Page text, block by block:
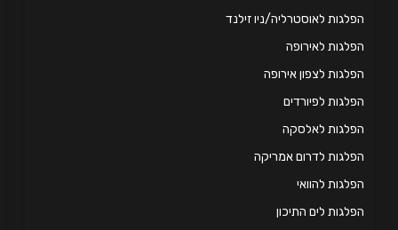
לאוסטרליה/ניו זילנד
לאירופה
לצפון אירופה
לפיורדים
לאלסקה
לדרום אמריקה
להוואי
לים התיכון